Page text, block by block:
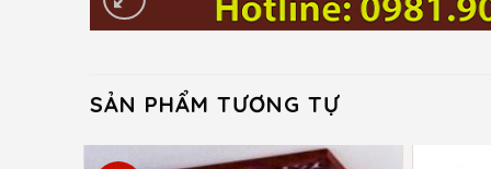
SẢN PHẨM TƯƠNG TỰ